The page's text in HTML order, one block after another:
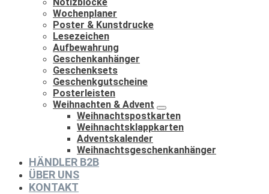
Wochenplaner
Poster & Kunstdrucke
Lesezeichen
Aufbewahrung
Geschenkanhänger
Geschenksets
Geschenkgutscheine
Posterleisten
Weihnachten & Advent
Weihnachtspostkarten
Weihnachtsklappkarten
Adventskalender
Weihnachtsgeschenkanhänger
HÄNDLER B2B
ÜBER UNS
KONTAKT